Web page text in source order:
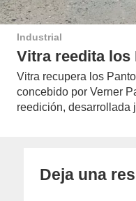
Industrial
Vitra reedita los
Vitra recupera los
concebido por Verner
reedición, desarrollada
Deja una